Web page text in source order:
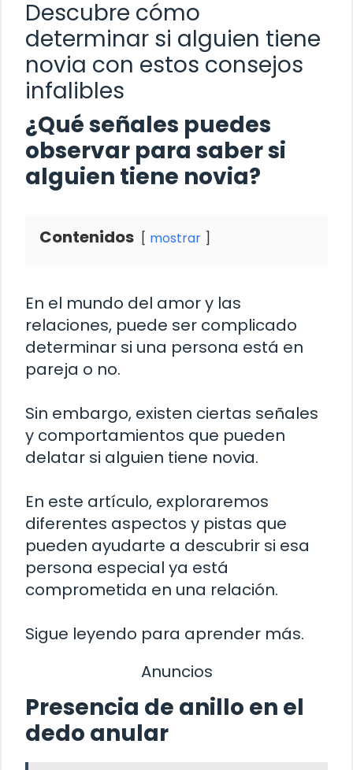
Descubre cómo
determinar si alguien tiene
novia con estos consejos
infalibles
¿Qué señales puedes
observar para saber si
alguien tiene novia?
Contenidos mostrar
En el mundo del amor y las
relaciones, puede ser complicado
determinar si una persona está en
pareja o no.
Sin embargo, existen ciertas señales
y comportamientos que pueden
delatar si alguien tiene novia.
En este artículo, exploraremos
diferentes aspectos y pistas que
pueden ayudarte a descubrir si esa
persona especial ya está
comprometida en una relación.
Sigue leyendo para aprender más.
Anuncios
Presencia de anillo en el
dedo anular